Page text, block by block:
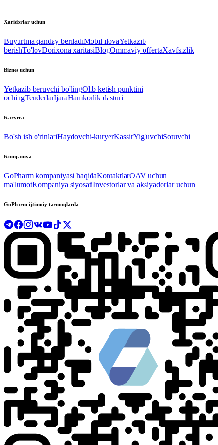
Xaridorlar uchun
Buyurtma qanday beriladiMobil ilovaYetkazib
berishTo'lovDorixona xaritasiBlogOmmaviy offertaXavfsizlik
Biznes uchun
Yetkazib beruvchi bo'lingOlib ketish punktini
ochingTenderlarIjaraHamkorlik dasturi
Karyera
Bo'sh ish o'rinlariHaydovchi-kuryerKassirYig'uvchiSotuvchi
Kompaniya
GoPharm kompaniyasi haqidaKontaktlarOAV uchun
ma'lumotKompaniya siyosatiInvestorlar va aksiyadorlar uchun
GoPharm ijtimoiy tarmoqlarda